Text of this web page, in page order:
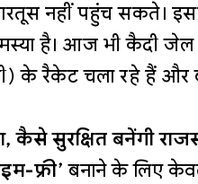
नहीं पहुंच सकते।
है। आज भी कैदी
के रैकेट चला रहे हैं और
कैसे सुरक्षित बनेंगी
फ्री’ बनाने के लिए